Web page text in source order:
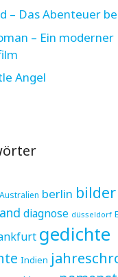
– Das Abenteuer
– Ein moderner
Angel
Australien berlin bilder
diagnose düsseldorf
gedichte
Indien